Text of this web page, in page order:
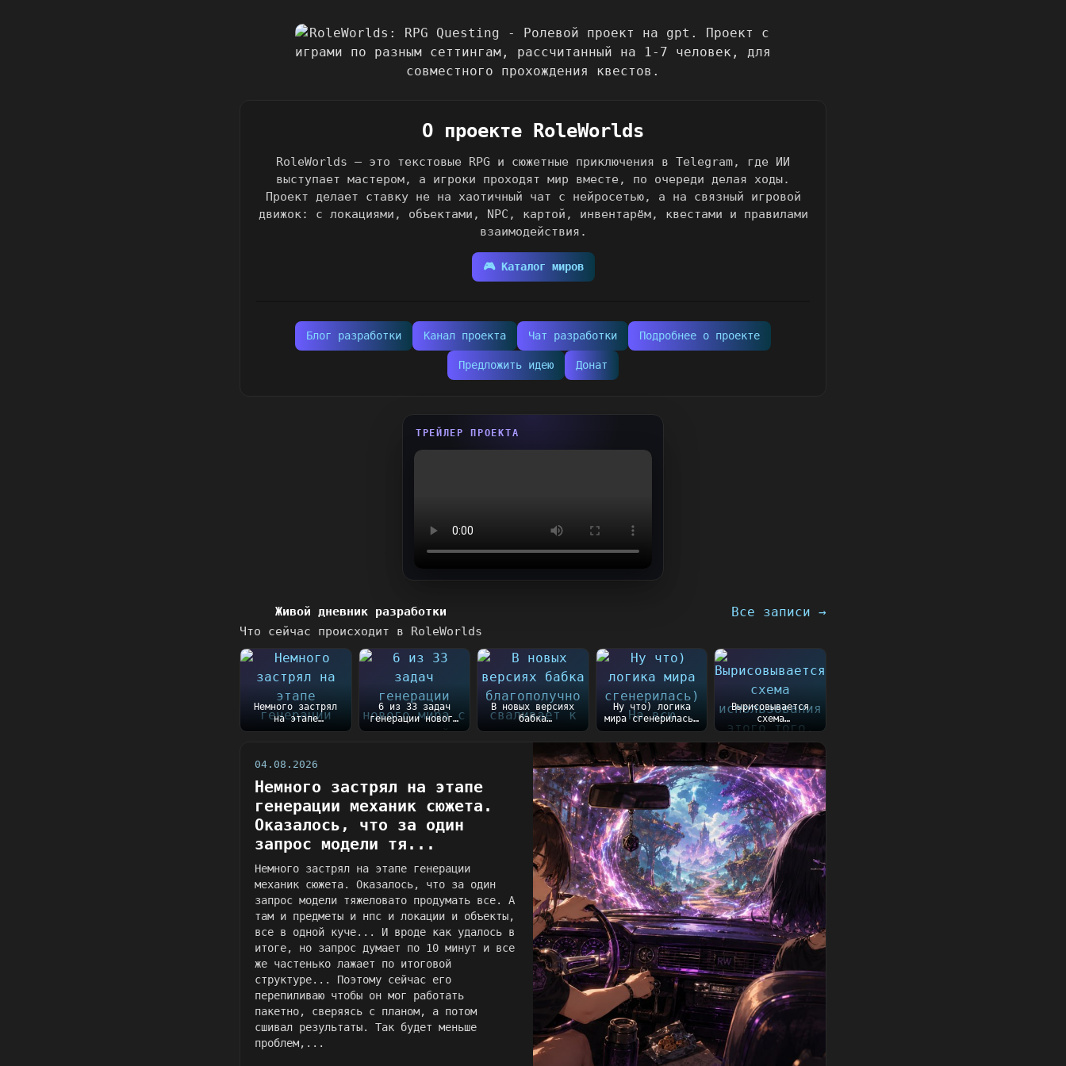
О проекте RoleWorlds
RoleWorlds — это текстовые RPG и сюжетные приключения в Telegram, где ИИ
выступает мастером, а игроки проходят мир вместе, по очереди делая ходы.
Проект делает ставку не на хаотичный чат с нейросетью, а на связный игровой
движок: с локациями, объектами, NPC, картой, инвентарём, квестами и правилами
взаимодействия.
🎮 Каталог миров
Блог разработки Канал проекта Чат разработки Подробнее о проекте
Предложить идею Донат
ТРЕЙЛЕР ПРОЕКТА
Живой дневник разработки
Что сейчас происходит в RoleWorlds
Все записи →
Немного застрял
на этапе
генерации механик
6 из 33 задач
генерации нового
мира с вселенной
В новых версиях
бабка
благополучно
сваливает к
сестре после
закл...
Ну что) логика
мира сгенерилась)
На всю генерацию
ушло порядка 5...
Вырисовывается
схема
использования
этого того, что
пишу сейчас....
04.08.2026
Немного застрял на этапе
генерации механик сюжета.
Оказалось, что за один
запрос модели тя...
Немного застрял на этапе генерации
механик сюжета. Оказалось, что за один
запрос модели тяжеловато продумать все. А
там и предметы и нпс и локации и объекты,
все в одной куче... И вроде как удалось в
итоге, но запрос думает по 10 минут и все
же частенько лажает по итоговой
структуре... Поэтому сейчас его
перепиливаю чтобы он мог работать
пакетно, сверяясь с планом, а потом
сшивал результаты. Так будет меньше
проблем,...